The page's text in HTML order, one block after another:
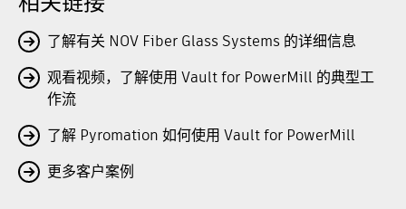
了解有关 NOV Fiber Glass Systems 的详细信息
观看视频，了解使用 Vault for PowerMill 的典型工
作流
了解 Pyromation 如何使用 Vault for PowerMill
更多客户案例